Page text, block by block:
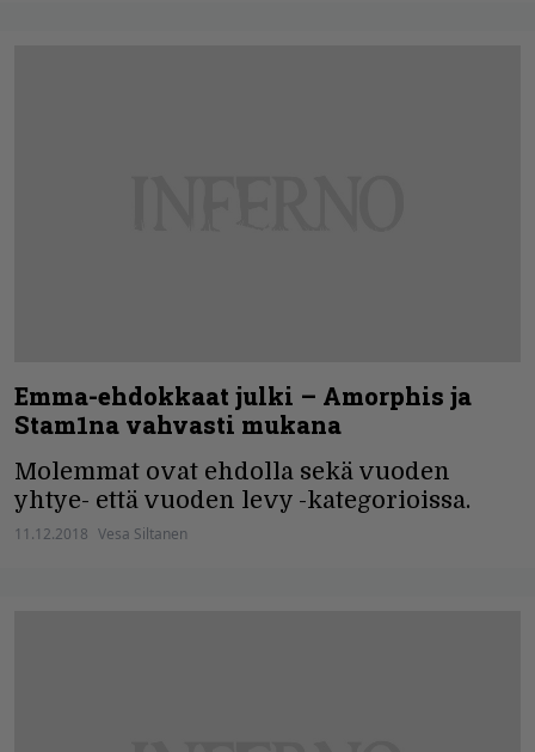
Emma-ehdokkaat julki – Amorphis ja
Stam1na vahvasti mukana
Molemmat ovat ehdolla sekä vuoden
yhtye- että vuoden levy -kategorioissa.
11.12.2018 Vesa Siltanen